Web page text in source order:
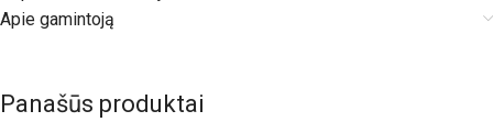
Apie gamintoją
Panašūs produktai